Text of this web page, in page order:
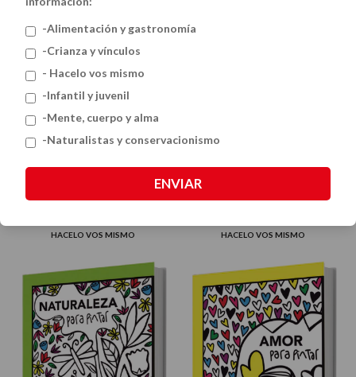
HACELO VOS MISMO HACELO VOS MISMO
-Alimentación y gastronomía
-Crianza y vínculos
- Hacelo vos mismo
-Infantil y juvenil
-Mente, cuerpo y alma
-Naturalistas y conservacionismo
ENVIAR